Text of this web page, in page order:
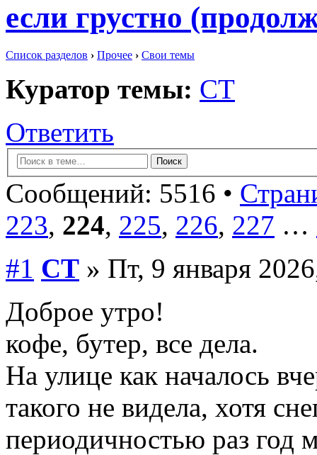
если грустно
Список разделов › Прочее › Свои темы
Куратор темы: СТ
Ответить
Сообщений: 5516 •
223, 224, 225, 226, 227 …
#1 СТ » Пт, 9 января
Доброе утро!
кофе, бутер, все дела.
На улице как началось
такого не видела, хотя
периодичностью раз год